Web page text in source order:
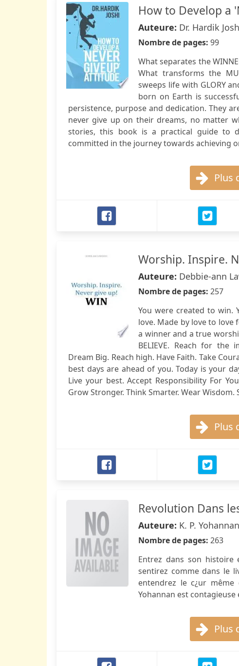
How to Develop a
Auteure: Dr. Hardik
Nombre de pages: 99
What separates the
What transforms the
sweeps life with GLORY
born on Earth is
persistence, purpose and dedication. They
never give up on their dreams, no matter
stories, this book is a practical guide to
committed in the journey towards achieving
Plus
Worship. Inspire.
Auteure: Debbie-ann
Nombre de pages: 257
You were created to win.
love. Made by love to love
a winner and a true
BELIEVE. Reach for the
Dream Big. Reach high. Have Faith. Take
best days are ahead of you. Today is your
Live your best. Accept Responsibility For
Grow Stronger. Think Smarter. Wear Wisdom.
Plus
Revolution Dans
Auteure: K. P. Yohannan
Nombre de pages: 263
Entrez dans son histoire
sentirez comme dans le
entendrez le c¿ur
Yohannan est contagieuse
Plus